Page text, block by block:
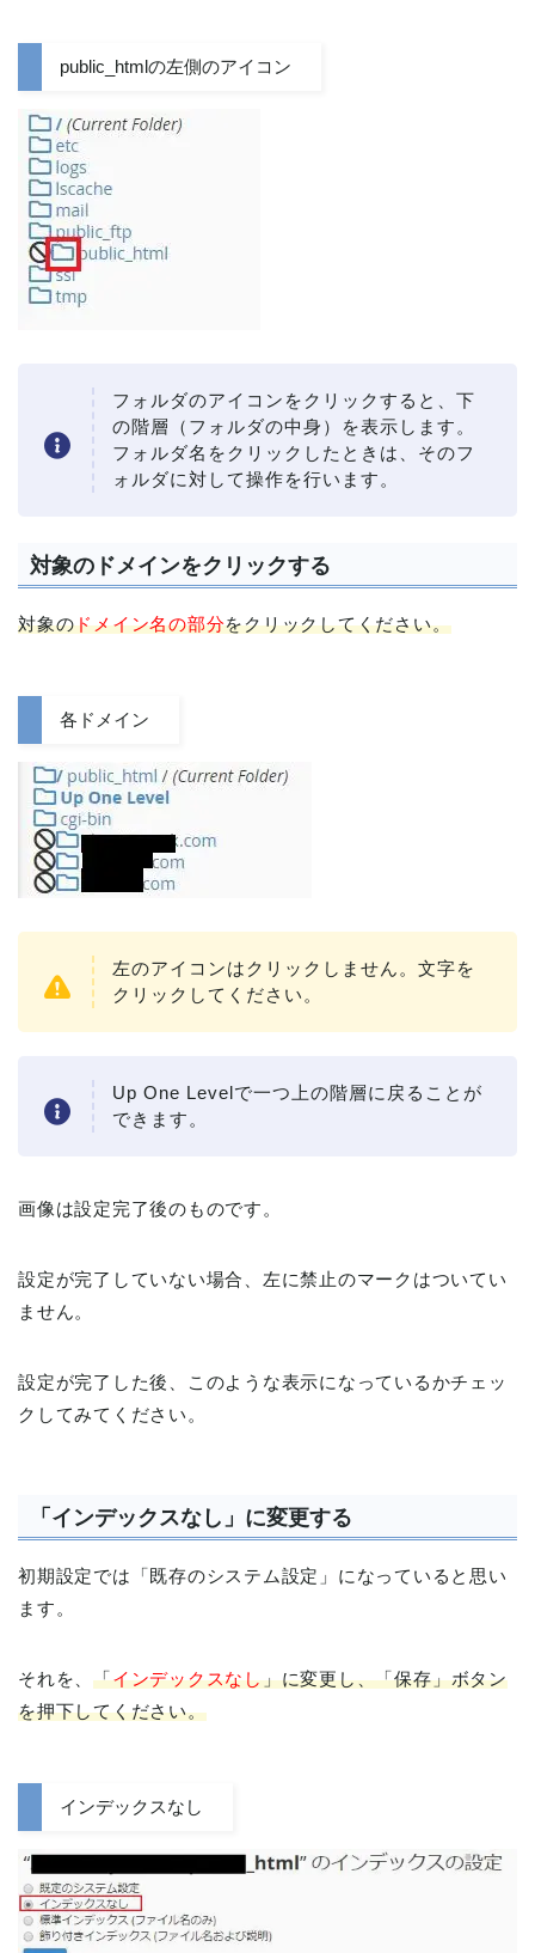
public_htmlの左側のアイコン
フォルダのアイコンをクリックすると、下
の階層（フォルダの中身）を表示します。
フォルダ名をクリックしたときは、そのフ
ォルダに対して操作を行います。
対象のドメインをクリックする
対象のドメイン名の部分をクリックしてください。
各ドメイン
左のアイコンはクリックしません。文字を
クリックしてください。
Up One Levelで一つ上の階層に戻ることが
できます。
画像は設定完了後のものです。
設定が完了していない場合、左に禁止のマークはついてい
ません。
設定が完了した後、このような表示になっているかチェッ
クしてみてください。
「インデックスなし」に変更する
初期設定では「既存のシステム設定」になっていると思い
ます。
それを、「インデックスなし」に変更し、「保存」ボタン
を押下してください。
インデックスなし